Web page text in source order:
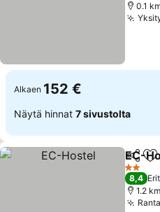
0.1
Alkaen 152 €
Näytä hinnat 7 sivustolta
Jaa
EC-
2
8,4
1.2